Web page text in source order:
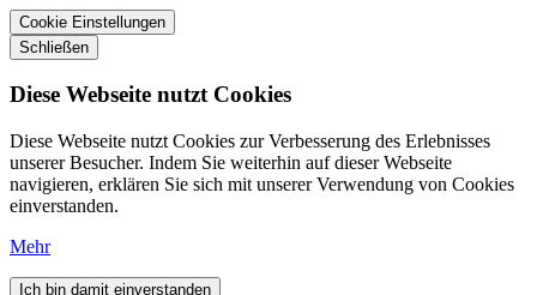
Cookie Einstellungen
Schließen
Diese Webseite nutzt Cookies
Diese Webseite nutzt Cookies zur Verbesserung des Erlebnisses
unserer Besucher. Indem Sie weiterhin auf dieser Webseite
navigieren, erklären Sie sich mit unserer Verwendung von Cookies
einverstanden.
Mehr